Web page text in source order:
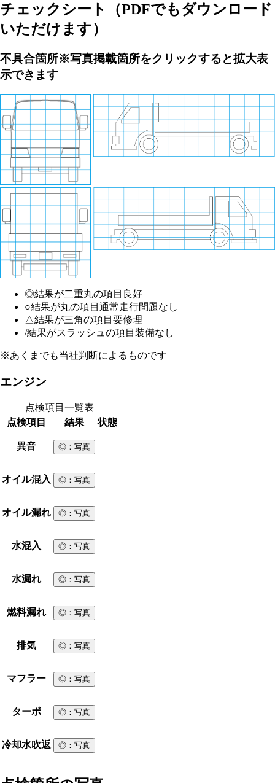
チェックシート
（PDFでもダウンロード
いただけます）
不具合箇所※写真掲載箇所をクリックすると拡大表
示できます
◎結果が二重丸の項目 良好
○結果が丸の項目 通常走行問題なし
△結果が三角の項目 要修理
/結果がスラッシュの項目 装備なし
※あくまでも当社判断によるものです
エンジン
点検項目一覧表
点検項目
結果 状態
異音 ◎ ：写真
オイル混入 ◎ ：写真
オイル漏れ ◎ ：写真
水混入 ◎ ：写真
水漏れ ◎ ：写真
燃料漏れ ◎ ：写真
排気 ◎ ：写真
マフラー ◎ ：写真
ターボ ◎ ：写真
冷却水吹返 ◎ ：写真